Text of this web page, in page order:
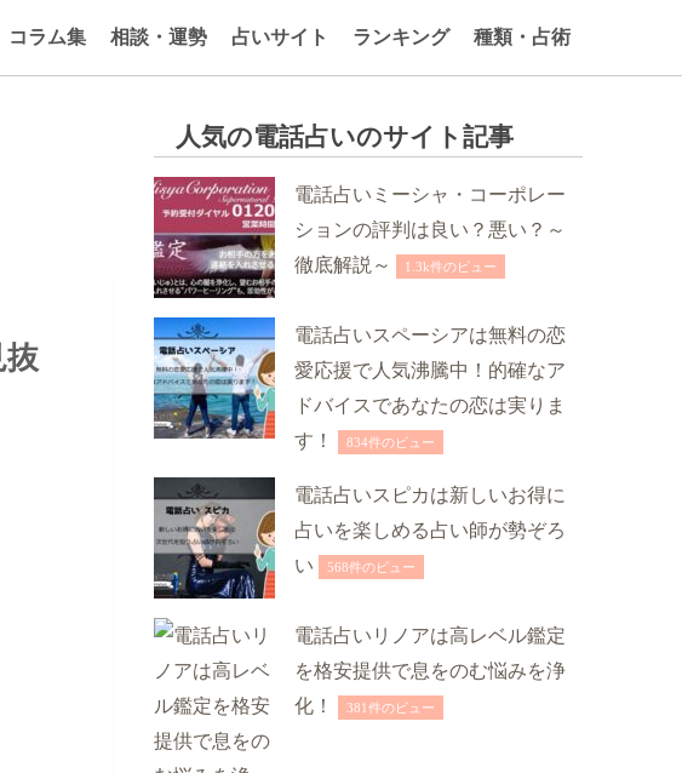
コラム集 相談・運勢 占いサイト ランキング 種類・占術
抜
人気の電話占いのサイト記事
電話占いミーシャ・コーポレー
ションの評判は良い？悪い？～
徹底解説～
1.3k件のビュー
電話占いスペーシアは無料の恋
愛応援で人気沸騰中！的確なア
ドバイスであなたの恋は実りま
す！
834件のビュー
電話占いスピカは新しいお得に
占いを楽しめる占い師が勢ぞろ
い
568件のビュー
電話占いリノアは高レベル鑑定
を格安提供で息をのむ悩みを浄
化！
381件のビュー